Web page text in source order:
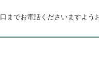
までお電話くださいますよう